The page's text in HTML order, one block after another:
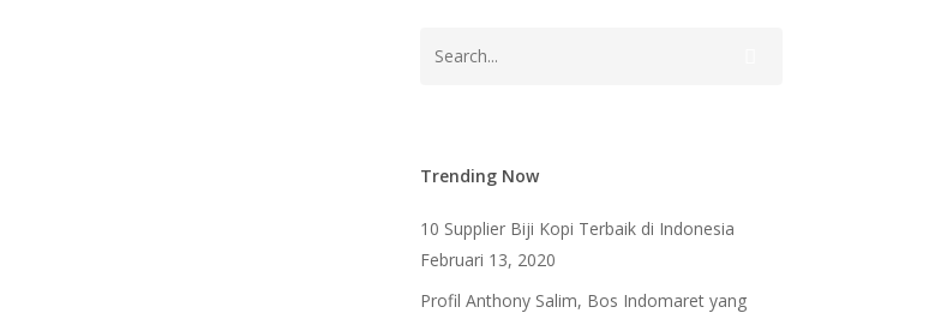
Trending Now
10 Supplier Biji Kopi Terbaik di Indonesia
Februari 13, 2020
Profil Anthony Salim, Bos Indomaret yang